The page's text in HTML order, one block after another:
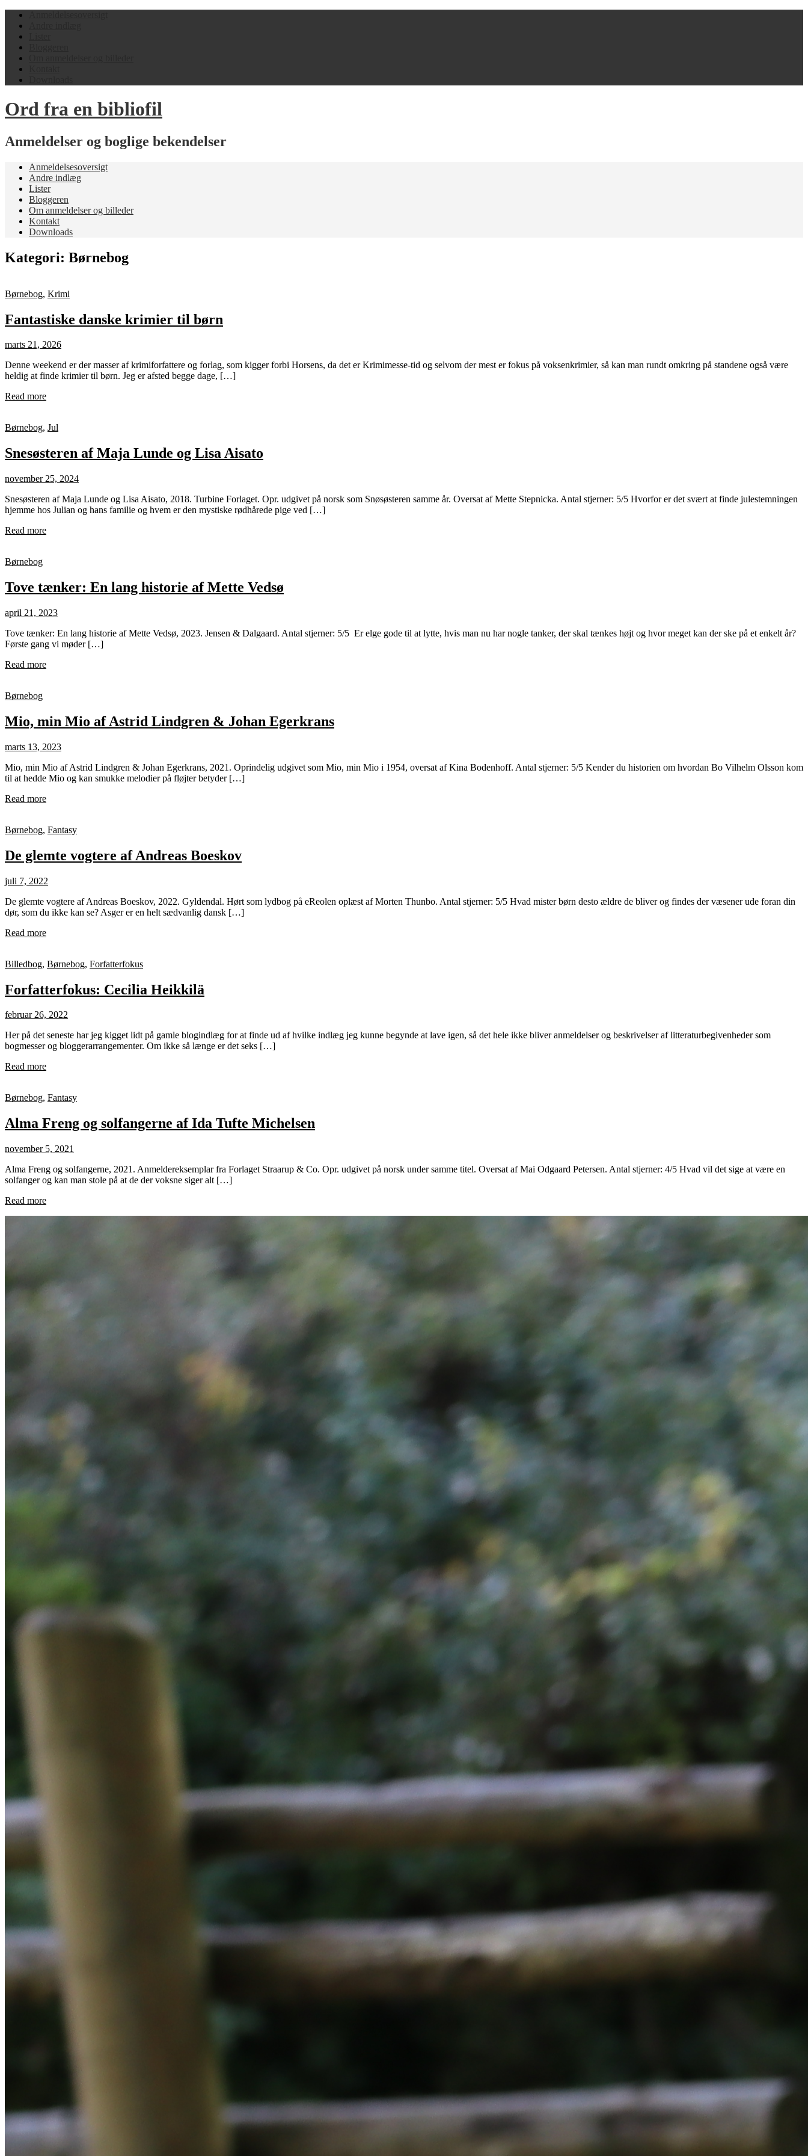
Ord fra en bibliofil
Anmeldelser og boglige bekendelser
Anmeldelsesoversigt
Andre indlæg
Lister
Bloggeren
Om anmeldelser og billeder
Kontakt
Downloads
Kategori: Børnebog
Børnebog, Krimi
Fantastiske danske krimier til børn
marts 21, 2026
Denne weekend er der masser af krimiforfattere og forlag, som kigger forbi Horsens, da det er Krimimesse-tid og selvom der mest er fokus på voksenkrimier, så kan man rundt omkring på standene også være
heldig at finde krimier til børn. Jeg er afsted begge dage, […]
Read more
Børnebog, Jul
Snesøsteren af Maja Lunde og Lisa Aisato
november 25, 2024
Snesøsteren af Maja Lunde og Lisa Aisato, 2018. Turbine Forlaget. Opr. udgivet på norsk som Snøsøsteren samme år. Oversat af Mette Stepnicka. Antal stjerner: 5/5 Hvorfor er det svært at finde julestemningen
hjemme hos Julian og hans familie og hvem er den mystiske rødhårede pige ved […]
Read more
Børnebog
Tove tænker: En lang historie af Mette Vedsø
april 21, 2023
Tove tænker: En lang historie af Mette Vedsø, 2023. Jensen & Dalgaard. Antal stjerner: 5/5 Er elge gode til at lytte, hvis man nu har nogle tanker, der skal tænkes højt og hvor meget kan der ske på et enkelt år?
Første gang vi møder […]
Read more
Børnebog
Mio, min Mio af Astrid Lindgren & Johan Egerkrans
marts 13, 2023
Mio, min Mio af Astrid Lindgren & Johan Egerkrans, 2021. Oprindelig udgivet som Mio, min Mio i 1954, oversat af Kina Bodenhoff. Antal stjerner: 5/5 Kender du historien om hvordan Bo Vilhelm Olsson kom
til at hedde Mio og kan smukke melodier på fløjter betyder […]
Read more
Børnebog, Fantasy
De glemte vogtere af Andreas Boeskov
juli 7, 2022
De glemte vogtere af Andreas Boeskov, 2022. Gyldendal. Hørt som lydbog på eReolen oplæst af Morten Thunbo. Antal stjerner: 5/5 Hvad mister børn desto ældre de bliver og findes der væsener ude foran din
dør, som du ikke kan se? Asger er en helt sædvanlig dansk […]
Read more
Billedbog, Børnebog, Forfatterfokus
Forfatterfokus: Cecilia Heikkilä
februar 26, 2022
Her på det seneste har jeg kigget lidt på gamle blogindlæg for at finde ud af hvilke indlæg jeg kunne begynde at lave igen, så det hele ikke bliver anmeldelser og beskrivelser af litteraturbegivenheder som
bogmesser og bloggerarrangementer. Om ikke så længe er det seks […]
Read more
Børnebog, Fantasy
Alma Freng og solfangerne af Ida Tufte Michelsen
november 5, 2021
Alma Freng og solfangerne, 2021. Anmeldereksemplar fra Forlaget Straarup & Co. Opr. udgivet på norsk under samme titel. Oversat af Mai Odgaard Petersen. Antal stjerner: 4/5 Hvad vil det sige at være en
solfanger og kan man stole på at de der voksne siger alt […]
Read more